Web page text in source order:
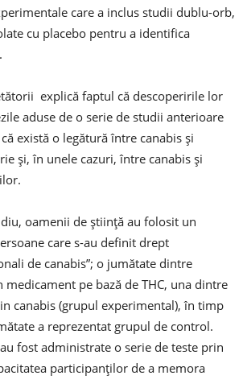
care a inclus studii dublu-orb,
cu placebo pentru a identifica
explică faptul că descoperirile lor
aduse de o serie de studii anterioare
există o legătură între canabis şi
şi, în unele cazuri, între canabis şi
oamenii de ştiinţă au folosit un
care s-au definit drept
de canabis”; o jumătate dintre
pe bază de THC, una dintre
canabis (grupul experimental), în timp
a reprezentat grupul de control.
fost administrate o serie de teste prin
participanţilor de a memora